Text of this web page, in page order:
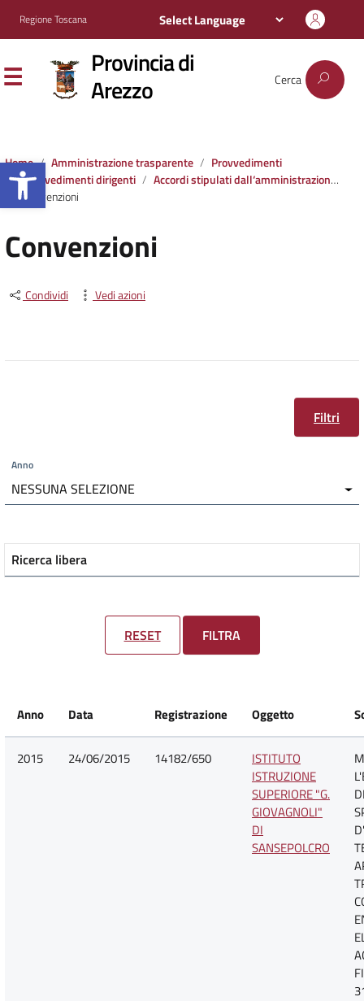
Apri la barra degli strumenti
Regione Toscana
Provincia di
Arezzo Cerca
Home Amministrazione trasparente
Provvedimenti
Provvedimenti dirigenti
Accordi stipulati dall‘amministrazione con soggetti privati o con altre amministrazioni pubbliche
Convenzioni
Convenzioni
Condividi Vedi azioni
Filtri
Anno
NESSUNA SELEZIONE
Ricerca libera
RESET FILTRA
Anno Data Registrazione Oggetto
2015 24/06/2015 14182/650
ISTITUTO
ISTRUZIONE
SUPERIORE "G.
GIOVAGNOLI"
DI
SANSEPOLCRO